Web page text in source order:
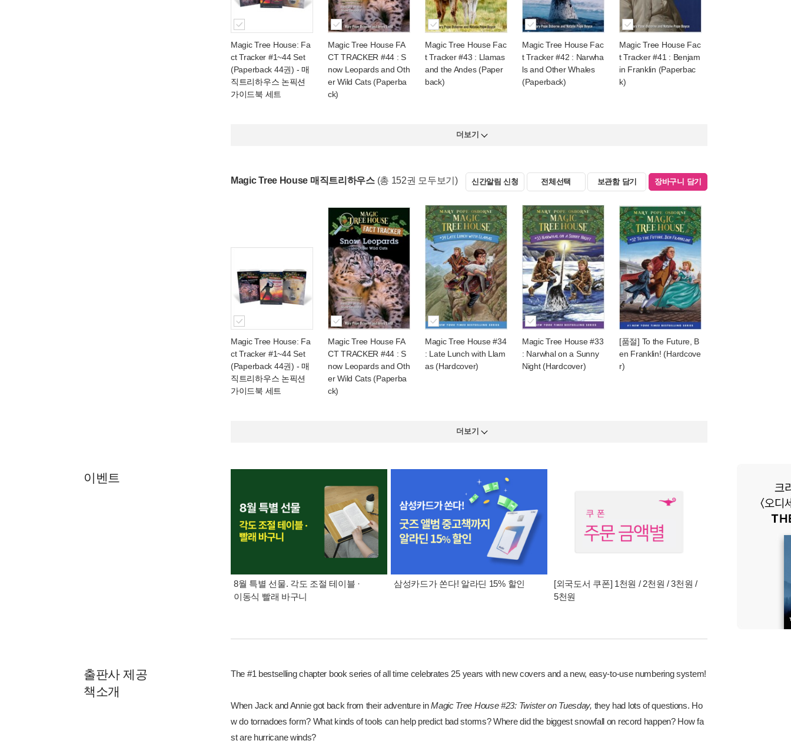
Magic Tree House: Fa
ct Tracker #1~44 Set
(Paperback 44권) - 매
직트리하우스 논픽션
가이드북 세트
Magic Tree House FA
CT TRACKER #44 : S
now Leopards and Oth
er Wild Cats (Paperba
ck)
Magic Tree House Fac
t Tracker #43 : Llamas
and the Andes (Paper
back)
Magic Tree House Fac
t Tracker #42 : Narwha
ls and Other Whales
(Paperback)
Magic Tree House Fac
t Tracker #41 : Benjam
in Franklin (Paperbac
k)
더보기
Magic Tree House 매직트리하우스 (총 152권 모두보기) 신간알림 신청 전체선택 보관함 담기 장바구니 담기
Magic Tree House: Fa
ct Tracker #1~44 Set
(Paperback 44권) - 매
직트리하우스 논픽션
가이드북 세트
Magic Tree House FA
CT TRACKER #44 : S
now Leopards and Oth
er Wild Cats (Paperba
ck)
Magic Tree House #34
: Late Lunch with Llam
as (Hardcover)
Magic Tree House #33
: Narwhal on a Sunny
Night (Hardcover)
[품절] To the Future, B
en Franklin! (Hardcove
r)
더보기
이벤트
8월 특별 선물. 각도 조절 테이블 ·
이동식 빨래 바구니
삼성카드가 쏜다! 알라딘 15% 할인
[외국도서 쿠폰] 1천원 / 2천원 / 3천원 /
5천원
출판사 제공
책소개
The #1 bestselling chapter book series of all time celebrates 25 years with new covers and a new, easy-to-use numbering system!
When Jack and Annie got back from their adventure inMagic Tree House #23: Twister on Tuesday, they had lots of questions. Ho
w do tornadoes form? What kinds of tools can help predict bad storms? Where did the biggest snowfall on record happen? How fa
st are hurricane winds?